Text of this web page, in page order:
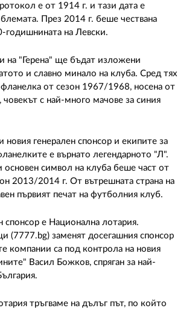
е от 1914 г. и тази дата е
През 2014 г. беше чествана
на Левски.
на "Герена" ще бъдат изложени
и славно минало на клуба. Сред тях
от сезон 1967/1968, носена от
с най-много мачове за синия
новия генерален спонсор и екипите за
е върнато легендарното "Л".
основен символ на клуба беше част от
2013/2014 г. От вътрешната страна на
първият печат на футболния клуб.
спонсор е Национална лотария.
(7777.bg) заменят досегашния спонсор
компании са под контрола на новия
Васил Божков, спряган за най-
тръгваме на дълъг път, по който